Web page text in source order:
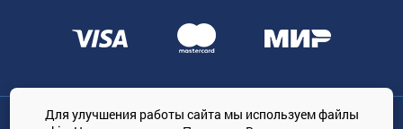
Общество с ограниченной ответственностью «ТРЕЙДКОН», ОГРН:
Для улучшения работы сайта мы используем файлы